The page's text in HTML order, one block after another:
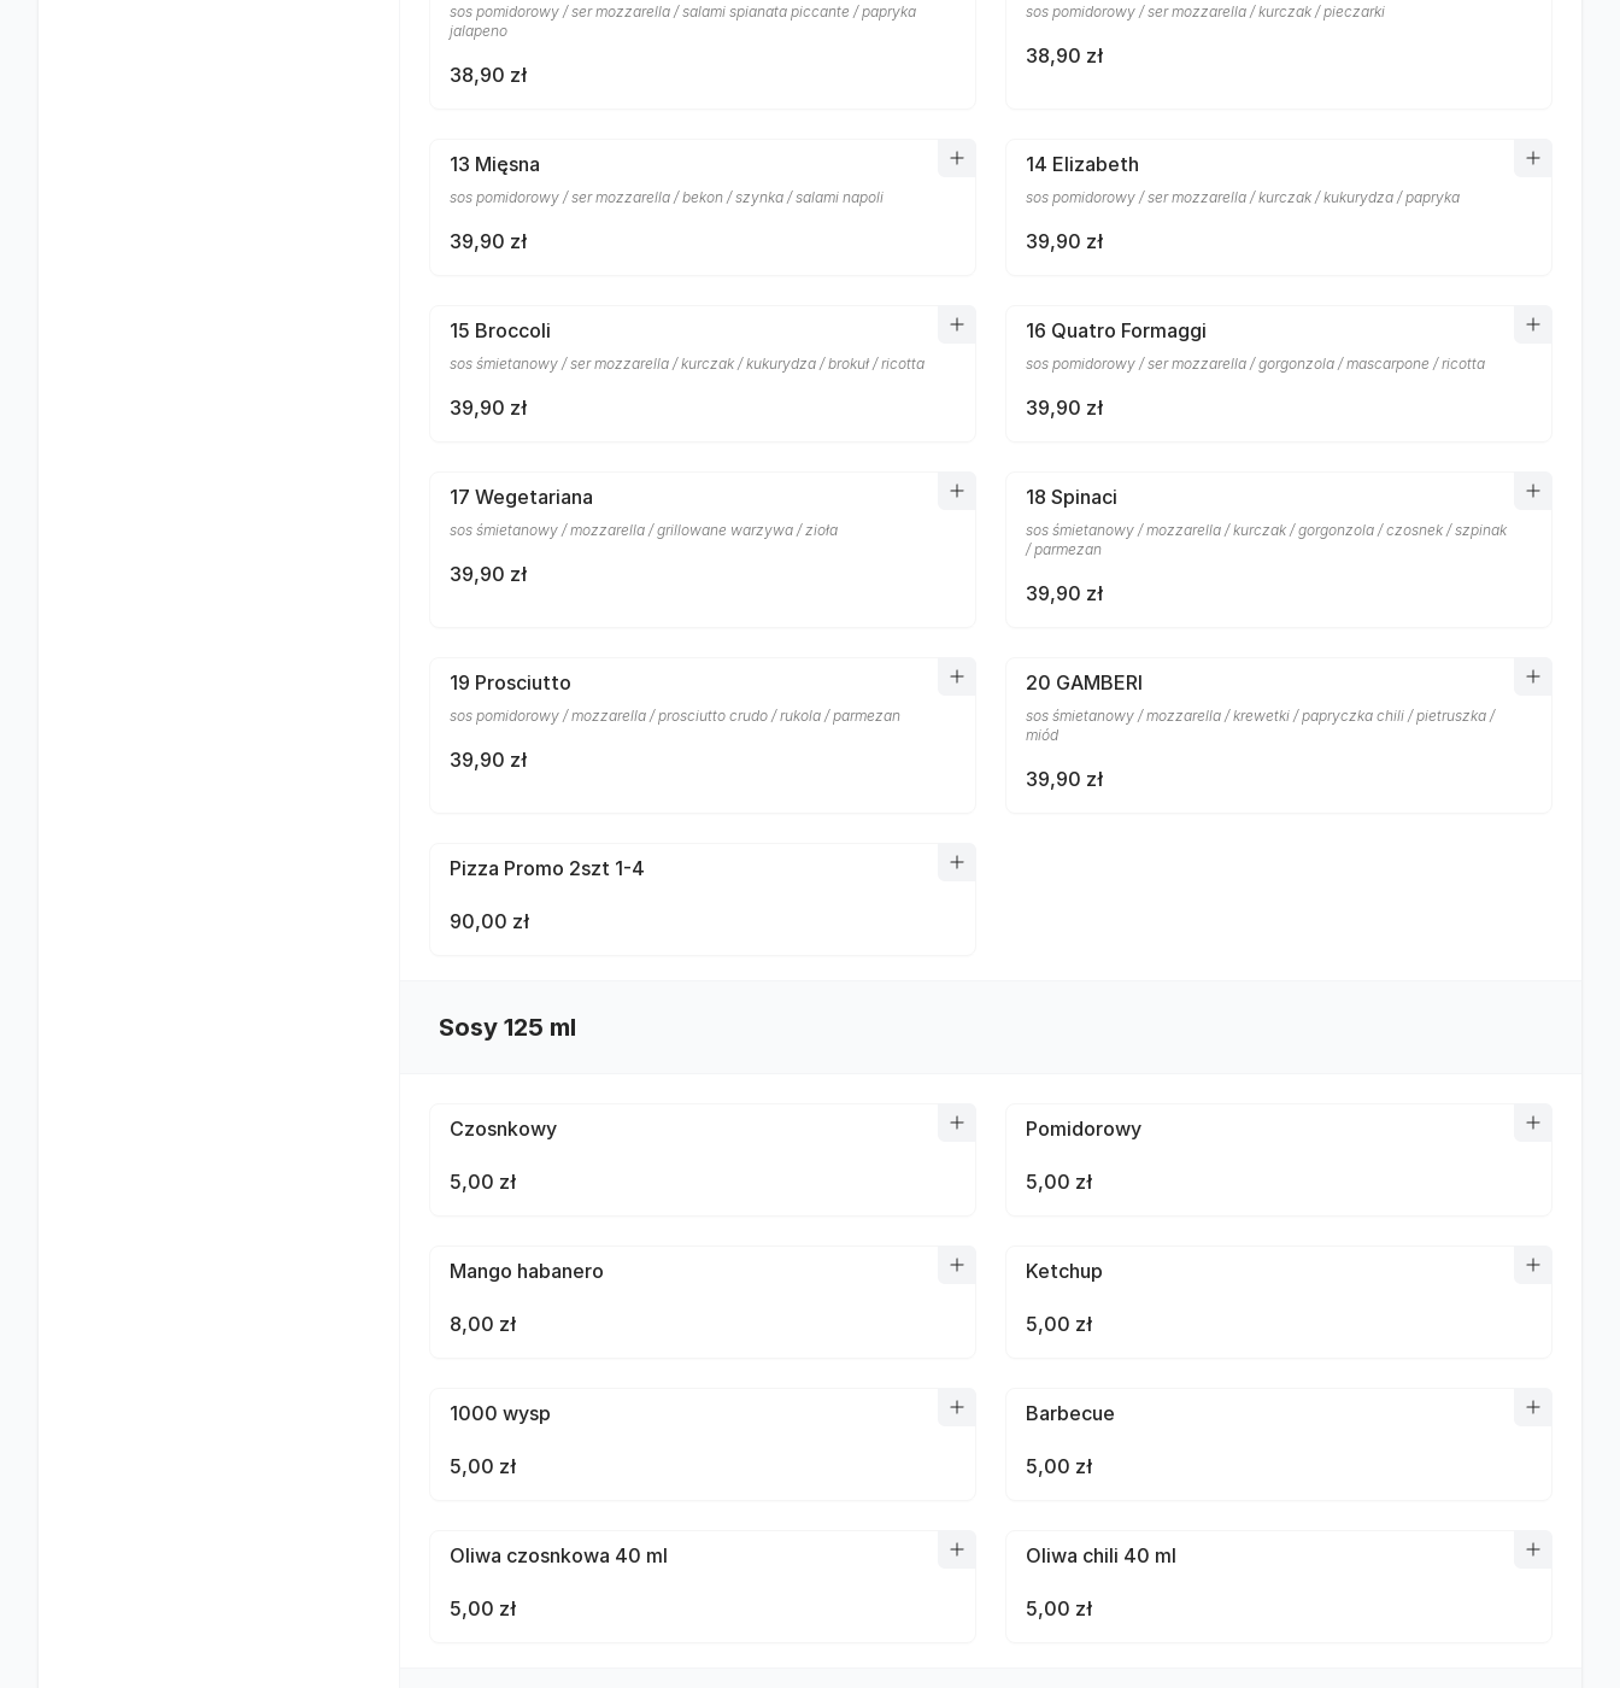
sos pomidorowy / ser mozzarella / salami spianata piccante / papryka
jalapeno
38,90 zł
sos pomidorowy / ser mozzarella / kurczak / pieczarki
38,90 zł
13 Mięsna
sos pomidorowy / ser mozzarella / bekon / szynka / salami napoli
39,90 zł
14 Elizabeth
sos pomidorowy / ser mozzarella / kurczak / kukurydza / papryka
39,90 zł
15 Broccoli
sos śmietanowy / ser mozzarella / kurczak / kukurydza / brokuł / ricotta
39,90 zł
16 Quatro Formaggi
sos pomidorowy / ser mozzarella / gorgonzola / mascarpone / ricotta
39,90 zł
17 Wegetariana
sos śmietanowy / mozzarella / grillowane warzywa / zioła
39,90 zł
18 Spinaci
sos śmietanowy / mozzarella / kurczak / gorgonzola / czosnek / szpinak
/ parmezan
39,90 zł
19 Prosciutto
sos pomidorowy / mozzarella / prosciutto crudo / rukola / parmezan
39,90 zł
20 GAMBERI
sos śmietanowy / mozzarella / krewetki / papryczka chili / pietruszka /
miód
39,90 zł
Pizza Promo 2szt 1-4
90,00 zł
Sosy 125 ml
Czosnkowy
5,00 zł
Pomidorowy
5,00 zł
Mango habanero
8,00 zł
Ketchup
5,00 zł
1000 wysp
5,00 zł
Barbecue
5,00 zł
Oliwa czosnkowa 40 ml
5,00 zł
Oliwa chili 40 ml
5,00 zł